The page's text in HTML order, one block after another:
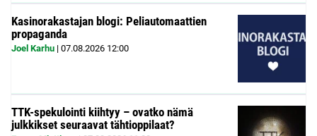
Kasinorakastajan blogi: Peliautomaattien
propaganda
Joel Karhu | 07.08.2026 12:00
TTK-spekulointi kiihtyy – ovatko nämä
julkkikset seuraavat tähtioppilaat?